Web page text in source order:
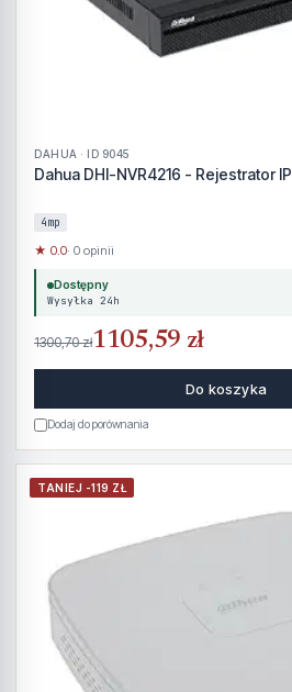
DAHUA · ID 9045
Dahua DHI-NVR4216 - Rejestrator
4mp
★ 0.0· 0 opinii
Dostępny
Wysyłka 24h
1300,70 zł1105,59 zł
Do koszyka
Dodaj do porównania
TANIEJ -119 ZŁ